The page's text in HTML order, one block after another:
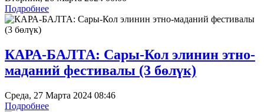
Подробнее
КАРА-БАЛТА: Сары-Кол элинин этно-
маданий фестивалы (3 бөлүк)
Среда, 27 Марта 2024 08:46
Подробнее